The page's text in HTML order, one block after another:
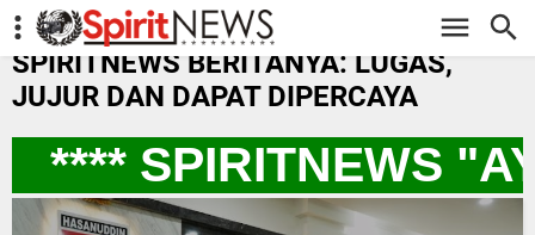
-->
SPIRITNEWS BERITANYA: LUGAS,
JUJUR DAN DAPAT DIPERCAYA
**** SPIRITNEWS